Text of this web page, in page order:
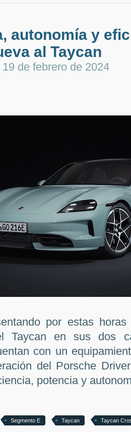
autonomía y
al Taycan
19 de febrero de 2024
por estas
Taycan en sus dos
con un
del Porsche
potencia y
Segmento E Taycan Taycan